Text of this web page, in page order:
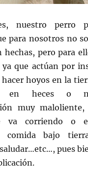
nuestro perro
para nosotros no
hechas, pero para
que actúan por
hoyos en la
en heces o
muy
va corriendo o
comida bajo
pues